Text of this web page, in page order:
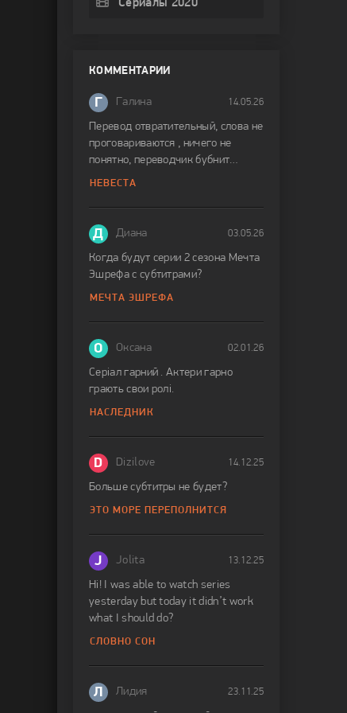
Сериалы 2020
КОММЕНТАРИИ
Г Галина 14.05.26
Перевод отвратительный, слова не
проговариваются , ничего не
понятно, переводчик бубнит
невнятно
НЕВЕСТА
Д Диана 03.05.26
Когда будут серии 2 сезона Мечта
Эшрефа с субтитрами?
МЕЧТА ЭШРЕФА
О Оксана 02.01.26
Серіал гарний . Актери гарно
грають свои ролі.
НАСЛЕДНИК
D Dizilove 14.12.25
Больше субтитры не будет?
ЭТО МОРЕ ПЕРЕПОЛНИТСЯ
J Jolita 13.12.25
Hi! I was able to watch series
yesterday but today it didn’t work
what I should do?
СЛОВНО СОН
Л Лидия 23.11.25